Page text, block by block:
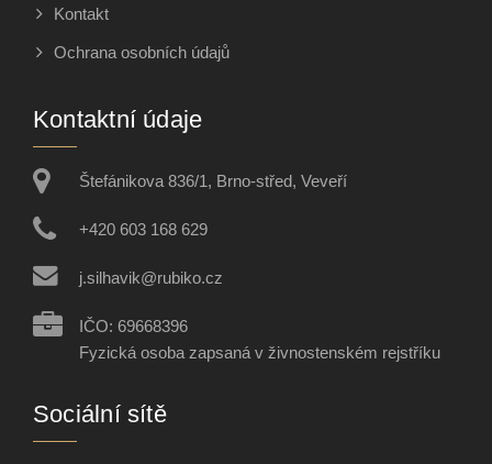
Kontakt
Ochrana osobních údajů
Kontaktní údaje
Štefánikova 836/1, Brno-střed, Veveří
+420 603 168 629
j.silhavik@rubiko.cz
IČO: 69668396
Fyzická osoba zapsaná v živnostenském rejstříku
Sociální sítě